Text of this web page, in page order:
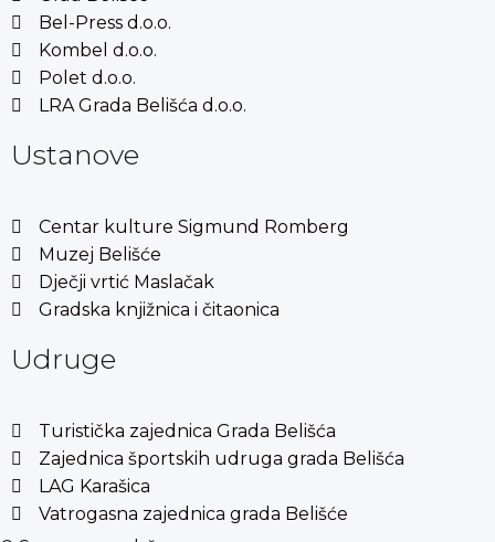
Bel-Press d.o.o.
Kombel d.o.o.
Polet d.o.o.
LRA Grada Belišća d.o.o.
Ustanove
Centar kulture Sigmund Romberg
Muzej Belišće
Dječji vrtić Maslačak
Gradska knjižnica i čitaonica
Udruge
Turistička zajednica Grada Belišća
Zajednica športskih udruga grada Belišća
LAG Karašica
Vatrogasna zajednica grada Belišće